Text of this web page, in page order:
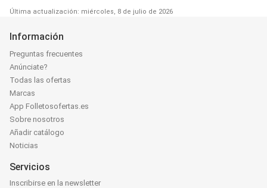
Última actualización: miércoles, 8 de julio de 2026
Información
Preguntas frecuentes
Anúnciate?
Todas las ofertas
Marcas
App Folletosofertas.es
Sobre nosotros
Añadir catálogo
Noticias
Servicios
Inscribirse en la newsletter